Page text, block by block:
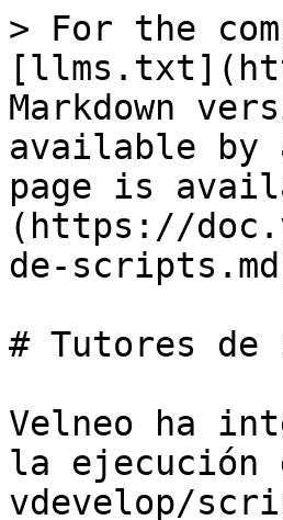
> For the
Markdown
available by
page is
(https://
de-
# Tutores
Velneo ha
la ejecución
vdevelop/